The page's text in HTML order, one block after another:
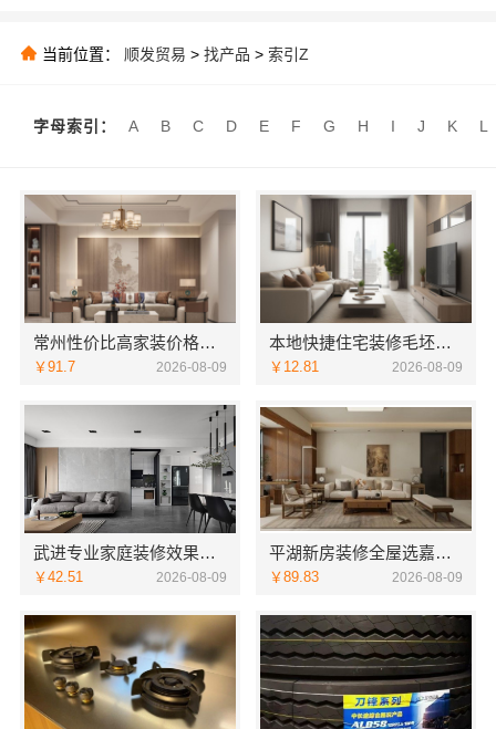
当前位置： 顺发贸易 > 找产品 > 索引Z
字母索引： A B C D E F G H I J K L
常州性价比高家装价格清单，常州宜居佳装饰工程有限公司为您详解
￥91.7 2026-08-09
本地快捷住宅装修毛坯房，本地快装（湖北）科技有限公司省心到家
￥12.81 2026-08-09
武进专业家庭装修效果图_常州宜居佳装饰工程有限公司
￥42.51 2026-08-09
平湖新房装修全屋选嘉兴家美建材科技一站式服务
￥89.83 2026-08-09